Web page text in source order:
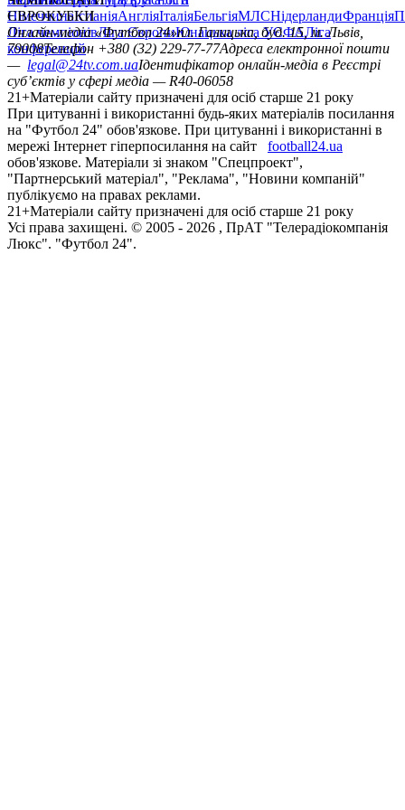
НімеччинаІспаніяАнгліяІталіяБельгіяМЛСНідерландиФранція
ЄВРОКУБКИ
Ліга чемпіонівЛіга ЄвропиЮнацька ліга УЄФАЛіга
конференцій
Онлайн-медіа «Футбол 24»пл. Галицька, буд. 15, м. Львів,
79008Телефон +380 (32) 229-77-77Адреса електронної пошти
— legal@24tv.com.uaІдентифікатор онлайн-медіа в Реєстрі
суб’єктів у сфері медіа — R40-06058
21+Матеріали сайту призначені для осіб старше 21 року
При цитуванні і використанні будь-яких матеріалів посилання
на "Футбол 24" обов'язкове. При цитуванні і використанні в
мережі Інтернет гіперпосилання на сайт
football24.ua
обов'язкове. Матеріали зі знаком "Спецпроект",
"Партнерський матеріал", "Реклама", "Новини компаній"
публікуємо на правах реклами.
21+Матеріали сайту призначені для осіб старше 21 року
Усi права захищенi. © 2005 - 2026 , ПрАТ "Телерадіокомпанія
Люкс". "Футбол 24".